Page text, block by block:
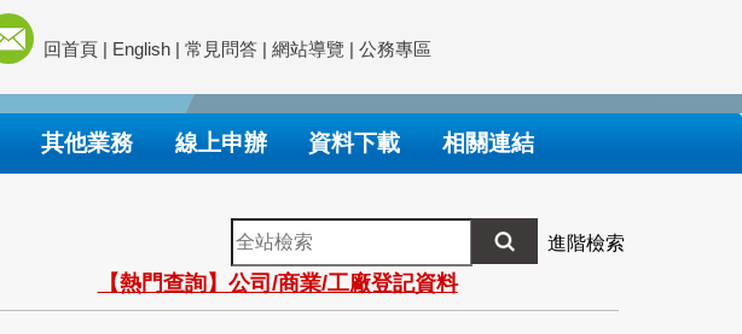
回首頁 | English | 常見問答 | 網站導覽 | 公務專區
其他業務 線上申辦 資料下載 相關連結
全
站
檢
索
進階檢索
【熱門查詢】公司/商業/工廠登記資料